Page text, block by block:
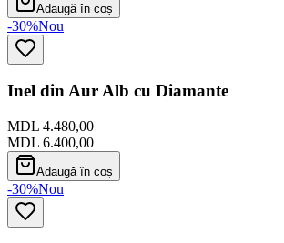
Adaugă în coș
-30%Nou
Inel din Aur Alb cu Diamante
MDL 4.480,00
MDL 6.400,00
Adaugă în coș
-30%Nou